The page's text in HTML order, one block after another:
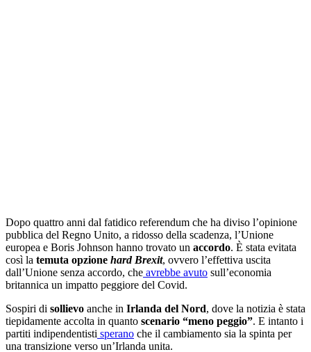
Dopo quattro anni dal fatidico referendum che ha diviso l’opinione
pubblica del Regno Unito, a ridosso della scadenza, l’Unione
europea e Boris Johnson hanno trovato un accordo. È stata evitata
così la temuta opzione hard Brexit, ovvero l’effettiva uscita
dall’Unione senza accordo, che avrebbe avuto sull’economia
britannica un impatto peggiore del Covid.
Sospiri di sollievo anche in Irlanda del Nord, dove la notizia è stata
tiepidamente accolta in quanto scenario “meno peggio”. E intanto i
partiti indipendentisti sperano che il cambiamento sia la spinta per
una transizione verso un’Irlanda unita.